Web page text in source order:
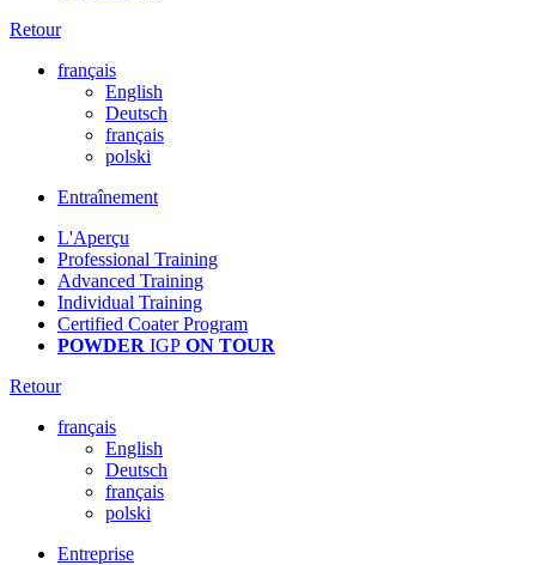
Retour
français
English
Deutsch
français
polski
Entraînement
L'Aperçu
Professional Training
Advanced Training
Individual Training
Certified Coater Program
POWDER IGP ON TOUR
Retour
français
English
Deutsch
français
polski
Entreprise